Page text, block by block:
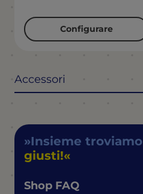
Configurare
Accessori
Insieme troviamo
giusti!
Shop FAQ